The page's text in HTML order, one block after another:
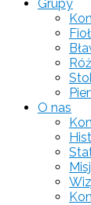
Grupy
O nas